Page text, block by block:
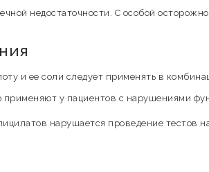
недостаточности. С особой
и ее соли следует применять в
применяют у пациентов с нарушениями
нарушается проведение тестов